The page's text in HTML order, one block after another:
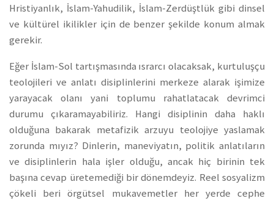
Hristiyanlık, İslam-Yahudilik, İslam-Zerdüştlük gibi dinsel
ve kültürel ikilikler için de benzer şekilde konum almak
gerekir.
Eğer İslam-Sol tartışmasında ısrarcı olacaksak, kurtuluşçu
teolojileri ve anlatı disiplinlerini merkeze alarak işimize
yarayacak olanı yani toplumu rahatlatacak devrimci
durumu çıkaramayabiliriz. Hangi disiplinin daha haklı
olduğuna bakarak metafizik arzuyu teolojiye yaslamak
zorunda mıyız? Dinlerin, maneviyatın, politik anlatıların
ve disiplinlerin hala işler olduğu, ancak hiç birinin tek
başına cevap üretemediği bir dönemdeyiz. Reel sosyalizm
çökeli beri örgütsel mukavemetler her yerde cephe